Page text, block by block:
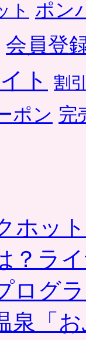
ト ポン
会員登
ト 割
ポン 完
ホッ
？ラ
ログ
泉「